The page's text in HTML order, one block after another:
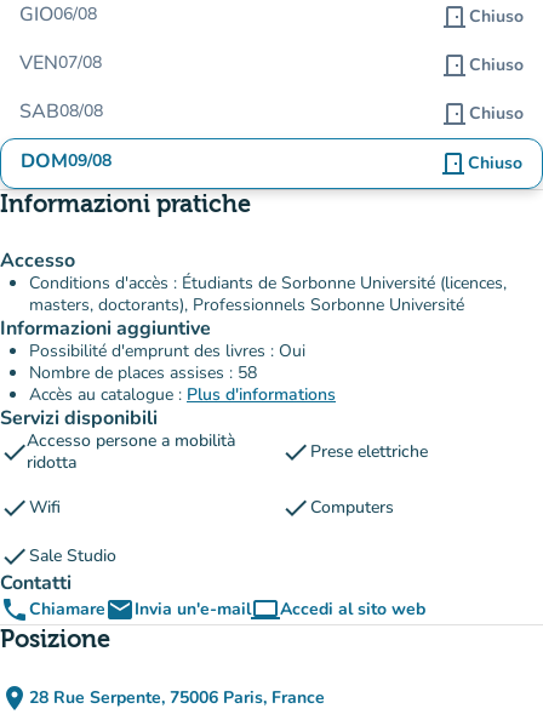
GIO06/08 door_front Chiuso
VEN07/08 door_front Chiuso
SAB08/08 door_front Chiuso
DOM09/08 door_front Chiuso
Informazioni pratiche
Accesso
Conditions d'accès : Étudiants de Sorbonne Université (licences,
masters, doctorants), Professionnels Sorbonne Université
Informazioni aggiuntive
Possibilité d'emprunt des livres : Oui
Nombre de places assises : 58
Accès au catalogue : Plus d'informations
Servizi disponibili
checkAccesso persone a mobilità
ridotta
check Prese elettriche
checkWifi checkComputers
checkSale Studio
Contatti
phoneChiamareemailInvia un'e-mailcomputerAccedi al sito web
(nuova scheda)
Posizione
place 28 Rue Serpente, 75006 Paris, France
(apri in Google Maps)
(nuova scheda)